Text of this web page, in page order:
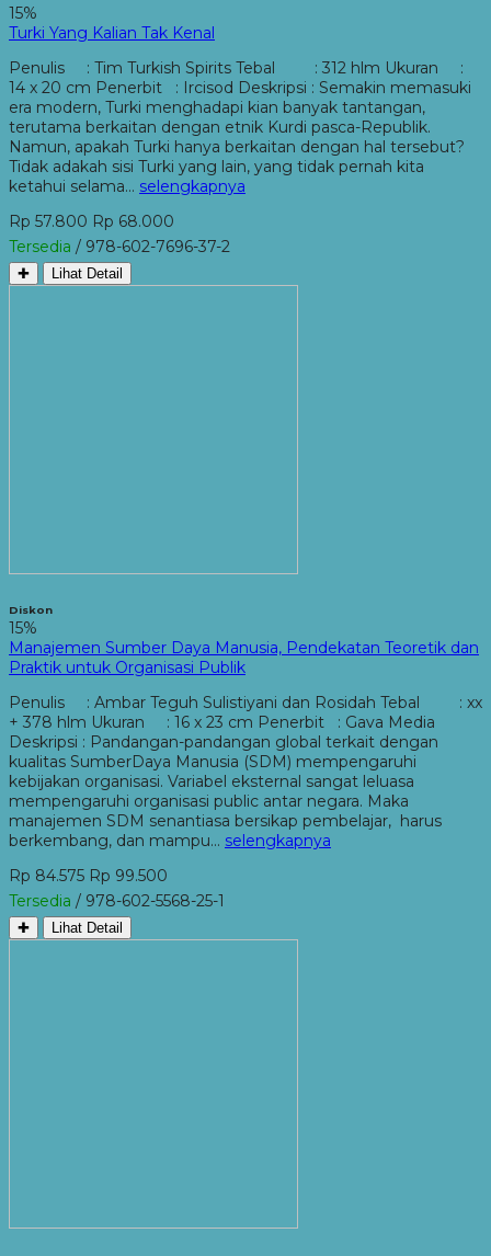
15%
Turki Yang Kalian Tak Kenal
Penulis : Tim Turkish Spirits Tebal : 312 hlm Ukuran :
14 x 20 cm Penerbit : Ircisod Deskripsi : Semakin memasuki
era modern, Turki menghadapi kian banyak tantangan,
terutama berkaitan dengan etnik Kurdi pasca-Republik.
Namun, apakah Turki hanya berkaitan dengan hal tersebut?
Tidak adakah sisi Turki yang lain, yang tidak pernah kita
ketahui selama… selengkapnya
Rp 57.800 Rp 68.000
Tersedia / 978-602-7696-37-2
✚ Lihat Detail
Diskon
15%
Manajemen Sumber Daya Manusia, Pendekatan Teoretik dan
Praktik untuk Organisasi Publik
Penulis : Ambar Teguh Sulistiyani dan Rosidah Tebal : xx
+ 378 hlm Ukuran : 16 x 23 cm Penerbit : Gava Media
Deskripsi : Pandangan-pandangan global terkait dengan
kualitas SumberDaya Manusia (SDM) mempengaruhi
kebijakan organisasi. Variabel eksternal sangat leluasa
mempengaruhi organisasi public antar negara. Maka
manajemen SDM senantiasa bersikap pembelajar, harus
berkembang, dan mampu… selengkapnya
Rp 84.575 Rp 99.500
Tersedia / 978-602-5568-25-1
✚ Lihat Detail